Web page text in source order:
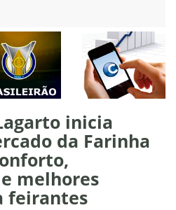
inicia
da Farinha
melhores
feirantes